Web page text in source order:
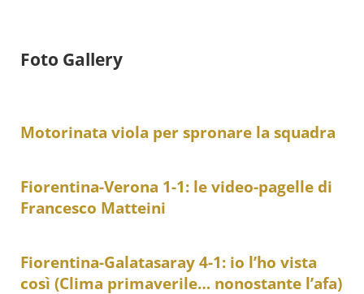
Foto Gallery
Motorinata viola per spronare la squadra
Fiorentina-Verona 1-1: le video-pagelle di
Francesco Matteini
Fiorentina-Galatasaray 4-1: io l’ho vista
così (Clima primaverile… nonostante l’afa)